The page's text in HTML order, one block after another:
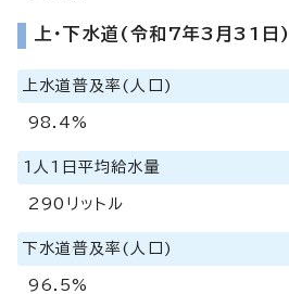
上・下水道(令和7年3月31日)
上水道普及率(人口)
98.4%
1人1日平均給水量
290リットル
下水道普及率(人口)
96.5%